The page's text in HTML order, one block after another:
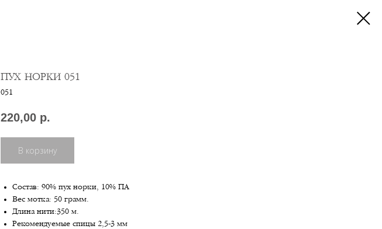
ПУХ НОРКИ 051
051
220,00 р.
В корзину
Состав: 90% пух норки, 10% ПА
Вес мотка: 50 грамм.
Длина нити:350 м.
Рекомендуемые спицы 2,5-3 мм